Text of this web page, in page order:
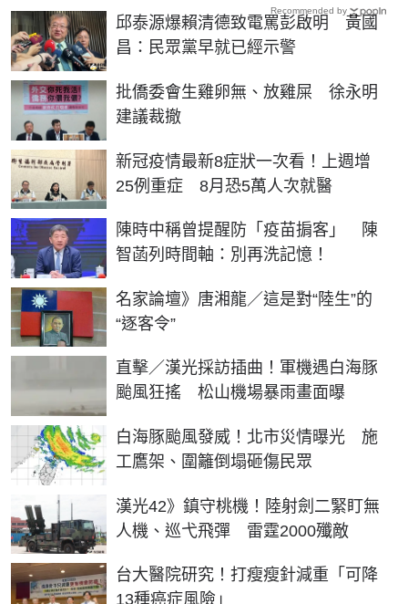
邱泰源爆賴清德致電罵彭啟明 黃國
昌：民眾黨早就已經示警
批僑委會生雞卵無、放雞屎 徐永明
建議裁撤
新冠疫情最新8症狀一次看！上週增
25例重症 8月恐5萬人次就醫
陳時中稱曾提醒防「疫苗掮客」 陳
智菡列時間軸：別再洗記憶！
名家論壇》唐湘龍／這是對“陸生”的
“逐客令”
直擊／漢光採訪插曲！軍機遇白海豚
颱風狂搖 松山機場暴雨畫面曝
白海豚颱風發威！北市災情曝光 施
工鷹架、圍籬倒塌砸傷民眾
漢光42》鎮守桃機！陸射劍二緊盯無
人機、巡弋飛彈 雷霆2000殲敵
台大醫院研究！打瘦瘦針減重「可降
13種癌症風險」
Recommended by